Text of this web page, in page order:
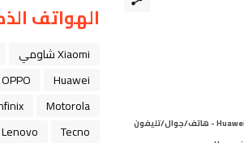
مرْحبـــاً بكـم ، نقدم لكم في هذا المقال مواصفات و سعر موبايل هواوي نوفا Huawei nova 6 - هاتف/جوال/تليفون
الهواتف
Xiaomi شاومي
Huawei
OPPO
Motorola
Tecno
Lenovo